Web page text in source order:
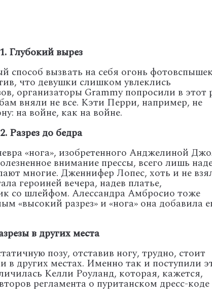
1. Глубокий вырез
способ вызвать на себя огонь
что девушки слишком увлеклись
организаторы Grammy попросили в этот
вняли не все. Кэти Перри, например, не
на войне, как на войне.
2. Разрез до бедра
«нога», изобретенного Анджелиной
внимание прессы, всего лишь
многие. Дженнифер Лопес, хоть и не
героиней вечера, надев платье,
со шлейфом. Алессандра Амбросио тоже
«высокий разрез» и «нога» она добавила
в других места
позу, отставив ногу, трудно, стоит
в других местах. Именно так и поступили
Келли Роуланд, которая, кажется,
регламента о пуританском дресс-коде